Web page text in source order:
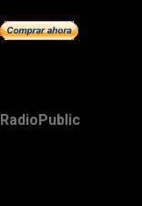
RadioPublic